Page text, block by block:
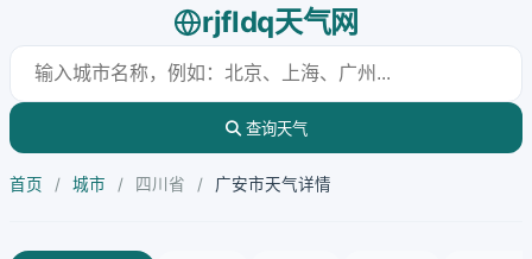
rjfldq天气网
查询天气
首页 / 城市 / 四川省 / 广安市天气详情